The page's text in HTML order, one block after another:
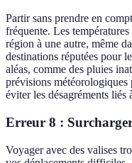
Partir sans prendre en
fréquente. Les
région à une autre, même
destinations réputées pour
aléas, comme des pluies
prévisions météorologiques
éviter les désagréments liés
Erreur 8 : Surcharger
Voyager avec des valises